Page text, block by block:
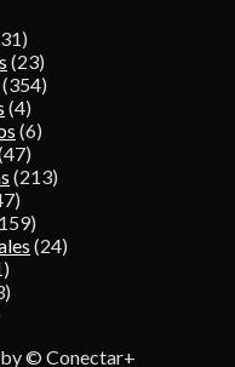
(23)
(354)
(4)
(6)
(213)
(24)
© Conectar+